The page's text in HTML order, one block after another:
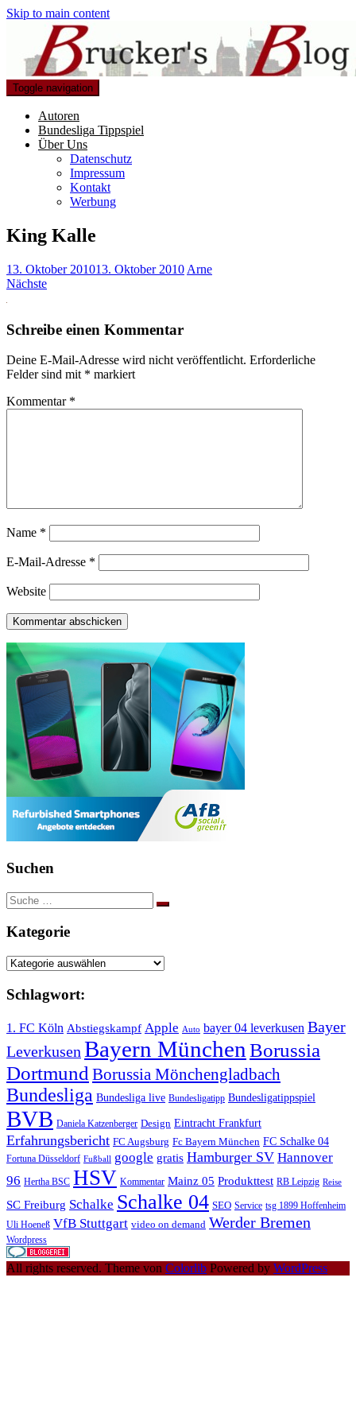
Skip to main content
Toggle navigation
Autoren
Bundesliga Tippspiel
Über Uns
Datenschutz
Impressum
Kontakt
Werbung
King Kalle
13. Oktober 201013. Oktober 2010 Arne
Nächste
Schreibe einen Kommentar
Deine E-Mail-Adresse wird nicht veröffentlicht. Erforderliche
Felder sind mit * markiert
Kommentar *
Name *
E-Mail-Adresse *
Website
Suchen
Suche
nach:
Kategorie
Kategorie
Schlagwort:
1. FC Köln Abstiegskampf Apple Auto bayer 04 leverkusen Bayer
Leverkusen Bayern München Borussia
Dortmund Borussia Mönchengladbach
Bundesliga Bundesliga live Bundesligatipp Bundesligatippspiel
BVB Daniela Katzenberger Design Eintracht Frankfurt
Erfahrungsbericht FC Augsburg Fc Bayern München FC Schalke 04
Fortuna Düsseldorf Fußball google gratis Hamburger SV Hannover
96 Hertha BSC HSV Kommentar Mainz 05 Produkttest RB Leipzig Reise
SC Freiburg Schalke Schalke 04 SEO Service tsg 1899 Hoffenheim
Uli Hoeneß VfB Stuttgart video on demand Werder Bremen
Wordpress
All rights reserved. Theme von Colorlib Powered by WordPress